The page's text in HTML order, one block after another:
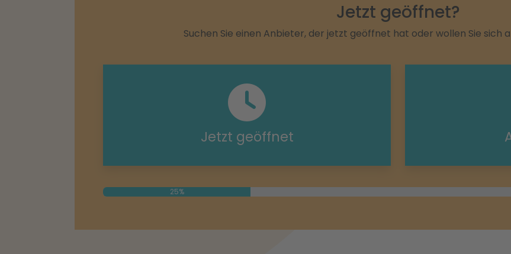
Jetzt geöffnet?
Suchen Sie einen Anbieter, der jetzt geöffnet hat oder wollen Sie sich
Jetzt geöffnet
25%